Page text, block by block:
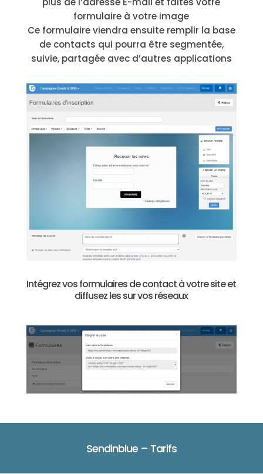
formulaire à votre image
Ce formulaire viendra ensuite remplir la base
de contacts qui pourra être segmentée,
suivie, partagée avec d’autres applications
Intégrez vos formulaires de contact à votre site et
diffusez les sur vos réseaux
Sendinblue – Tarifs